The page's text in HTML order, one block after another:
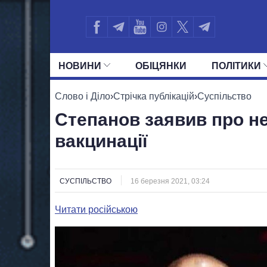
НОВИНИ ОБIЦЯНКИ ПОЛIТИКИ
УСІ ПОЛІТИКИ ПРЕЗИДЕНТ І ОФІС
Слово і Діло›Стрічка публікацій›Суспільство
Степанов заявив про
вакцинації
СУСПІЛЬСТВО 16 березня 2021, 03:24
Читати російською